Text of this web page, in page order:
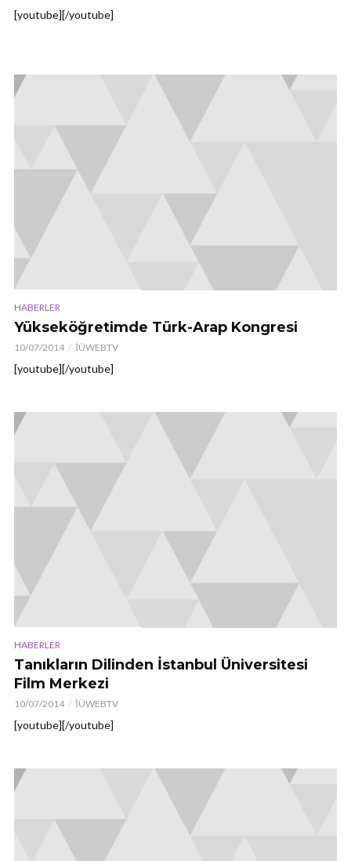
[youtube][/youtube]
HABERLER
Yükseköğretimde Türk-Arap Kongresi
10/07/2014 İÜWEBTV
[youtube][/youtube]
HABERLER
Tanıkların Dilinden İstanbul Üniversitesi
Film Merkezi
10/07/2014 İÜWEBTV
[youtube][/youtube]